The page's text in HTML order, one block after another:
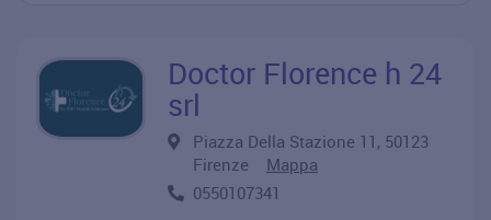
Doctor Florence h 24
srl
Piazza Della Stazione 11, 50123
Firenze Mappa
0550107341